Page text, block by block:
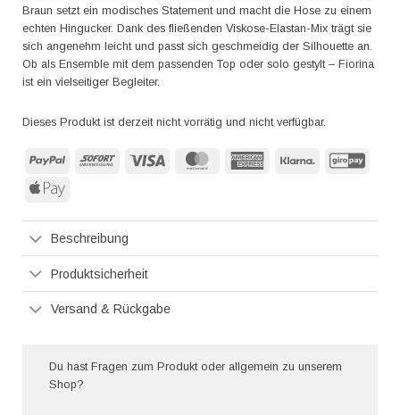
Braun setzt ein modisches Statement und macht die Hose zu einem
echten Hingucker. Dank des fließenden Viskose-Elastan-Mix trägt sie
sich angenehm leicht und passt sich geschmeidig der Silhouette an.
Ob als Ensemble mit dem passenden Top oder solo gestylt – Fiorina
ist ein vielseitiger Begleiter.
Dieses Produkt ist derzeit nicht vorrätig und nicht verfügbar.
PayPal Sofort MasterCard American
Klarna
Apple
Beschreibung
Produktsicherheit
Versand & Rückgabe
Du hast Fragen zum Produkt oder allgemein zu unserem
Shop?